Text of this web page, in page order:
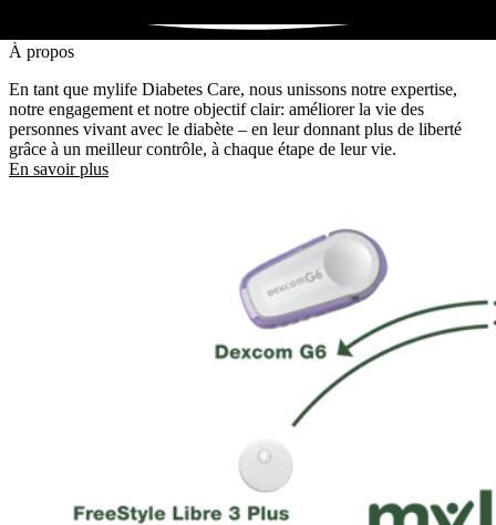
À propos
En tant que mylife Diabetes Care, nous unissons notre expertise,
notre engagement et notre objectif clair: améliorer la vie des
personnes vivant avec le diabète – en leur donnant plus de liberté
grâce à un meilleur contrôle, à chaque étape de leur vie.
En savoir plus